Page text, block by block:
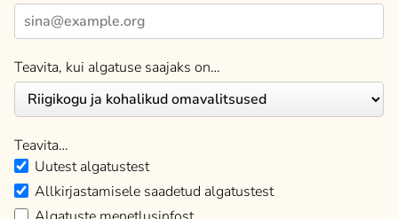
Teavita, kui algatuse saajaks on…
Teavita…
Uutest algatustest
Allkirjastamisele saadetud algatustest